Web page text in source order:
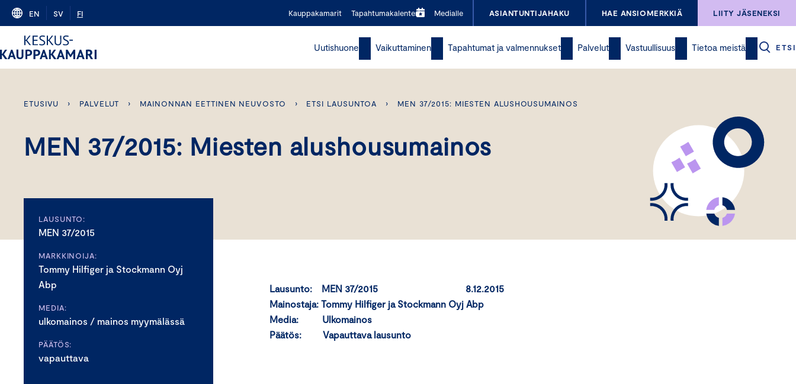
Skip
content
EN SV FI Kauppakamarit Tapahtumakalenteri Medialle ASIANTUNTIJAHAKU HAE ANSIOMERKKIÄ LIITY JÄSENEKSI
Uutishuone Vaikuttaminen Tapahtumat ja valmennukset Palvelut Vastuullisuus Tietoa meistä ETSI
ETUSIVU › PALVELUT › MAINONNAN EETTINEN NEUVOSTO › ETSI LAUSUNTOA › MEN 37/2015: MIESTEN ALUSHOUSUMAINOS
MEN 37/2015: Miesten alushousumainos
LAUSUNTO:
MEN 37/2015
MARKKINOIJA:
Tommy Hilfiger ja Stockmann Oyj
Abp
MEDIA:
ulkomainos / mainos myymälässä
PÄÄTÖS:
vapauttava
Lausunto: MEN 37/2015 8.12.2015
Mainostaja: Tommy Hilfiger ja Stockmann Oyj Abp
Media: Ulkomainos
Päätös: Vapauttava lausunto